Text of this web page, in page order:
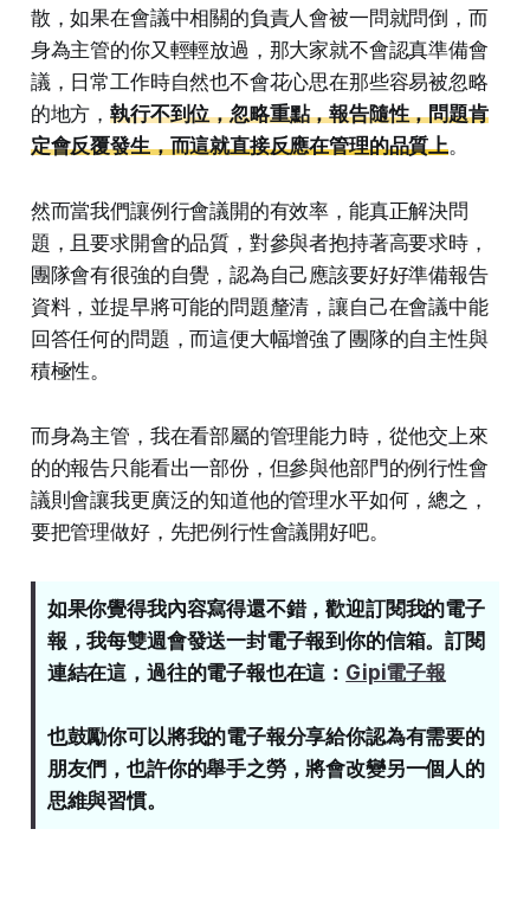
散，如果在會議中相關的負責人會被一問就問倒，而
身為主管的你又輕輕放過，那大家就不會認真準備會
議，日常工作時自然也不會花心思在那些容易被忽略
的地方，執行不到位，忽略重點，報告隨性，問題肯
定會反覆發生，而這就直接反應在管理的品質上。
然而當我們讓例行會議開的有效率，能真正解決問
題，且要求開會的品質，對參與者抱持著高要求時，
團隊會有很強的自覺，認為自己應該要好好準備報告
資料，並提早將可能的問題釐清，讓自己在會議中能
回答任何的問題，而這便大幅增強了團隊的自主性與
積極性。
而身為主管，我在看部屬的管理能力時，從他交上來
的的報告只能看出一部份，但參與他部門的例行性會
議則會讓我更廣泛的知道他的管理水平如何，總之，
要把管理做好，先把例行性會議開好吧。
如果你覺得我內容寫得還不錯，歡迎訂閱我的電子
報，我每雙週會發送一封電子報到你的信箱。訂閱
連結在這，過往的電子報也在這： Gipi電子報
也鼓勵你可以將我的電子報分享給你認為有需要的
朋友們，也許你的舉手之勞，將會改變另一個人的
思維與習慣。